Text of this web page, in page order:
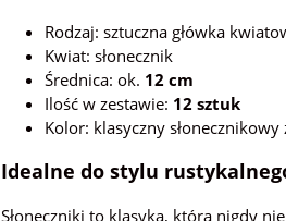
Rodzaj: sztuczna główka
Kwiat: słonecznik
Średnica: ok. 12 cm
Ilość w zestawie: 12 sztuk
Kolor: klasyczny
Idealne do stylu
Słoneczniki to klasyka, która nigdy